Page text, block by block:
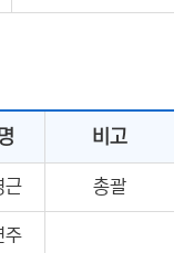
비고
근 총괄
주